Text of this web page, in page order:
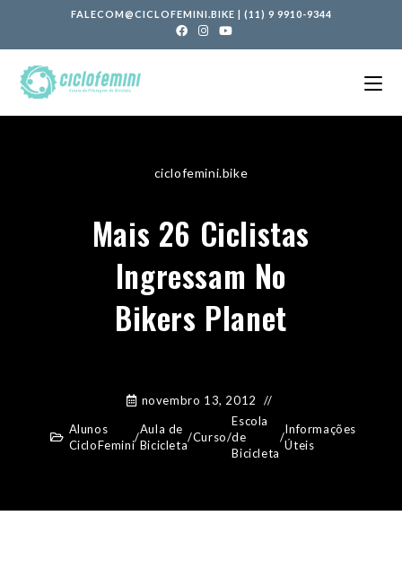
FALECOM@CICLOFEMINI.BIKE | (11) 9 9910-9344
ciclofemini.bike
Mais 26 Ciclistas
Ingressam No
Bikers Planet
novembro 13, 2012
Alunos
CicloFemini
/
Aula de
Bicicleta
/Curso/
Escola
de
Bicicleta
/
Informações
Úteis